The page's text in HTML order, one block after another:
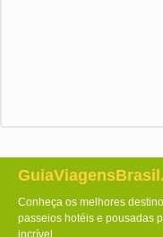
Conheça os melhores
passeios hotéis e pousadas
incrível.